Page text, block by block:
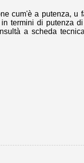
cum'è a putenza, u
termini di putenza
a scheda